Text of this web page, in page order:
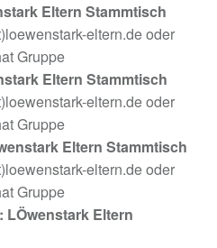
Eltern Stammtisch
eltern.de oder
Gruppe
Eltern Stammtisch
eltern.de oder
Gruppe
Eltern Stammtisch
eltern.de oder
Gruppe
LÖwenstark Eltern